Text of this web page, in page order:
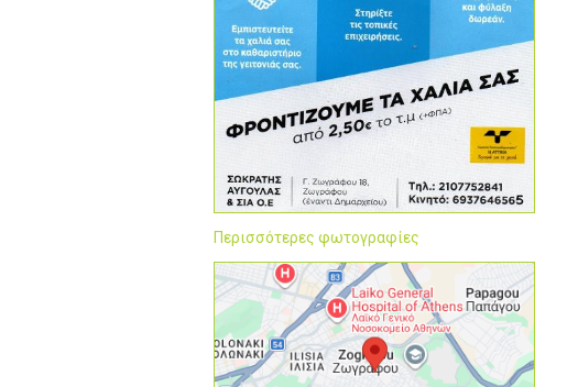
Περισσότερες φωτογραφίες